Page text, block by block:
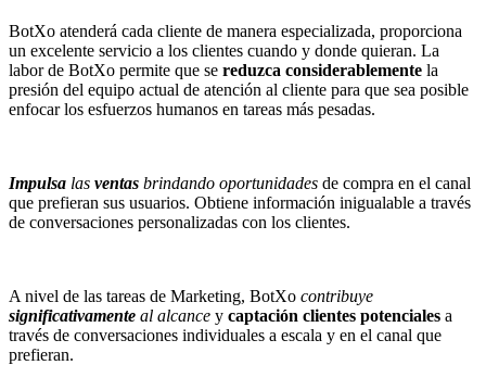
BotXo atenderá cada cliente de manera especializada, proporciona
un excelente servicio a los clientes cuando y donde quieran. La
labor de BotXo permite que se reduzca considerablemente la
presión del equipo actual de atención al cliente para que sea posible
enfocar los esfuerzos humanos en tareas más pesadas.
Impulsa las ventas brindando oportunidades de compra en el canal
que prefieran sus usuarios. Obtiene información inigualable a través
de conversaciones personalizadas con los clientes.
A nivel de las tareas de Marketing, BotXo contribuye
significativamente al alcance y captación clientes potenciales a
través de conversaciones individuales a escala y en el canal que
prefieran.